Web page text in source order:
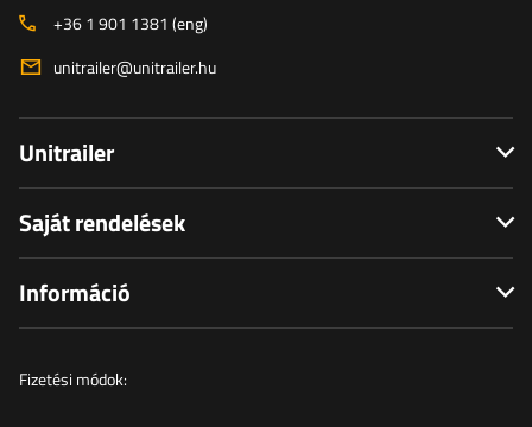
+36 1 901 1381 (eng)
unitrailer@unitrailer.hu
Unitrailer
Saját rendelések
Információ
Fizetési módok: